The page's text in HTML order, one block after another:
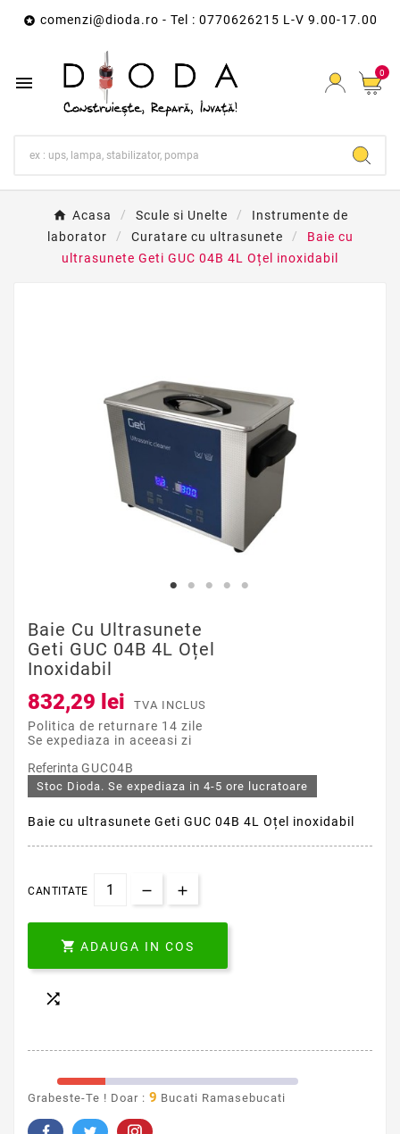
 comenzi@dioda.ro - Tel : 0770626215 L-V 9.00-17.00
 0
Acasa Scule si Unelte
Instrumente de
laborator
Curatare cu ultrasunete
Baie cu
ultrasunete Geti GUC 04B 4L Oțel inoxidabil
Baie Cu Ultrasunete
Geti GUC 04B 4L Oțel
Inoxidabil
832,29 lei TVA INCLUS
Politica de returnare 14 zile
Se expediaza in aceeasi zi
Referinta GUC04B
Stoc Dioda. Se expediaza in 4-5 ore lucratoare
Baie cu ultrasunete Geti GUC 04B 4L Oțel inoxidabil
CANTITATE
 ADAUGA IN COS

Grabeste-Te ! Doar : 9 Bucati Ramasebucati